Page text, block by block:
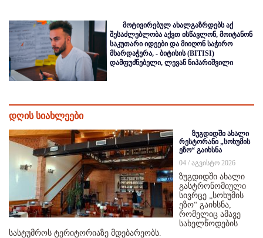
მოტივირებულ ახალგაზრდებს აქ
შესაძლებლობა აქვთ ისწავლონ, მოიტანონ
საკუთარი იდეები და მიიღონ საჭირო
მხარდაჭერა, - ბიტისის (BITISI)
დამფუძნებელი, ლევან ნიპარიშვილი
დღის სიახლეები
ზუგდიდში ახალი
რესტორანი „სოხუმის
ეზო“ გაიხსნა
04 / აგვისტო 2026
ზუგდიდში ახალი
გასტრონომიული
სივრცე „სოხუმის
ეზო“ გაიხსნა,
რომელიც ამავე
სახელწოდების
სასტუმროს ტერიტორიაზე მდებარეობს.